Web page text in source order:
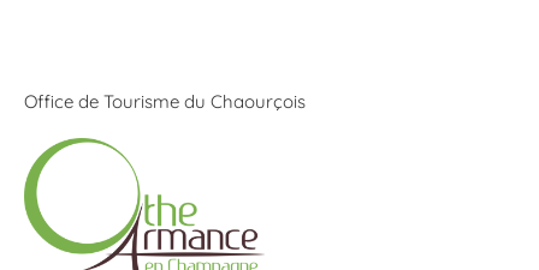
Office de Tourisme du Chaourçois